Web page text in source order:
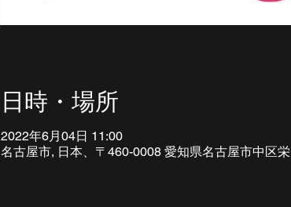
日時・場所
2022年6月04日 11:00
名古屋市, 日本、〒460-0008 愛知県名古屋市中区栄